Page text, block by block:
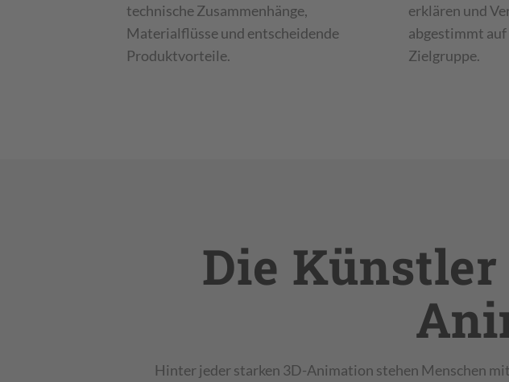
technische Zusammenhänge,
Materialflüsse und entscheidende
Produktvorteile.
erklären und
abgestimmt
Zielgruppe.
Die
Hinter jeder starken 3D-Animation stehen Menschen